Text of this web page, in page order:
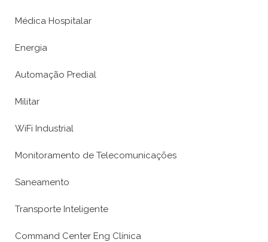
Médica Hospitalar
Energia
Automação Predial
Militar
WiFi Industrial
Monitoramento de Telecomunicações
Saneamento
Transporte Inteligente
Command Center Eng Clínica